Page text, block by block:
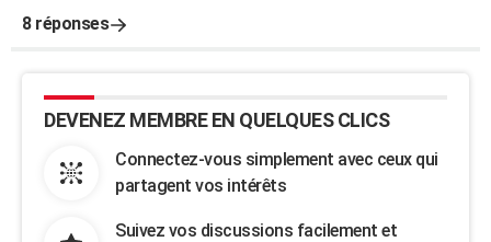
8 réponses
DEVENEZ MEMBRE EN QUELQUES CLICS
Connectez-vous simplement avec ceux qui
partagent vos intérêts
Suivez vos discussions facilement et